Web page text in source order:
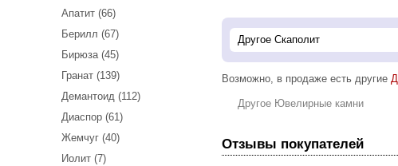
Апатит (66)
Берилл (67)
Бирюза (45)
Гранат (139)
Демантоид (112)
Диаспор (61)
Жемчуг (40)
Иолит (7)
Возможно, в продаже есть другие
Другое Ювелирные камни
Отзывы покупателей